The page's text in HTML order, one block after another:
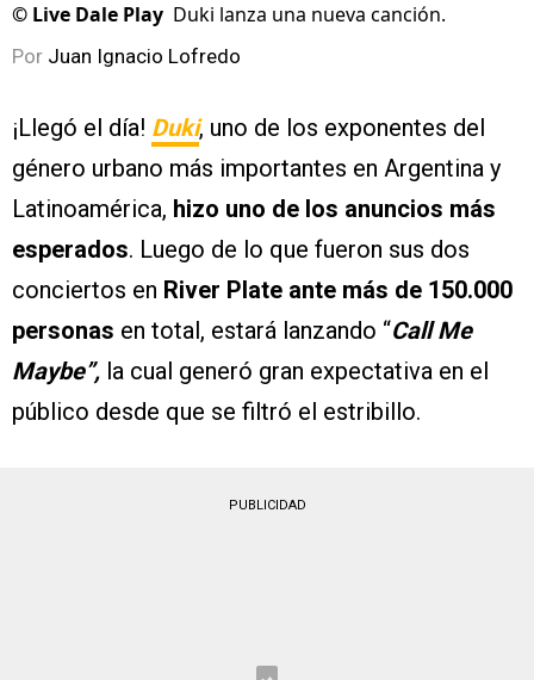
© Live Dale Play Duki lanza una nueva canción.
Por Juan Ignacio Lofredo
¡Llegó el día! Duki, uno de los exponentes del
género urbano más importantes en Argentina y
Latinoamérica, hizo uno de los anuncios más
esperados. Luego de lo que fueron sus dos
conciertos en River Plate ante más de 150.000
personas en total, estará lanzando “Call Me
Maybe”, la cual generó gran expectativa en el
público desde que se filtró el estribillo.
PUBLICIDAD